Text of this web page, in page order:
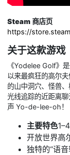
Steam 商店页
https://
关于这款游戏
《Yodelee Golf》
以来最疯狂的高尔
的山中洞穴、怪兽
光线追踪的近距离
声 Yo-de-lee-oh！
主要特色
开放世界高
独特的“语